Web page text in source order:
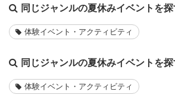
同じジャンルの夏休みイベントを探
体験イベント・アクティビティ
同じジャンルの夏休みイベントを探
体験イベント・アクティビティ